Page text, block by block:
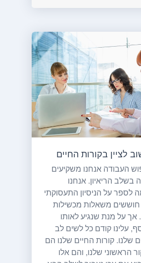
לציין בקורות החיים
העבודה אנחנו משקיעים
הריאיון. אנחנו
לספר על הניסיון התעסוקתי
חוששים משאלות מכשילות
אך על מנת שנגיע לאותו
עלינו קודם כל לשים לב
שלנו. קורות החיים שלנו הם
הראשוני שלנו, והם אלו